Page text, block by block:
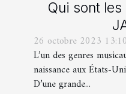
Qui sont
26 octobre 2023 13:10
L’un des genres
naissance aux États-
D’une grande...